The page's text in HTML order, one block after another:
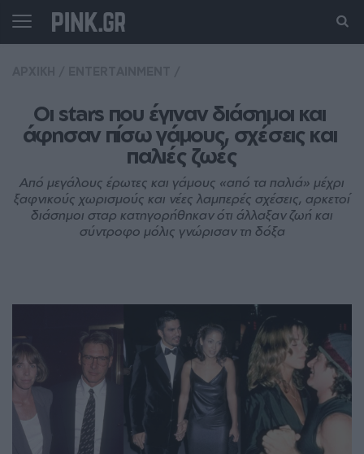
Οι stars που έγιναν διάσημοι και
άφησαν πίσω γάμους, σχέσεις και
παλιές ζωές
Από μεγάλους έρωτες και γάμους «από τα παλιά» μέχρι
ξαφνικούς χωρισμούς και νέες λαμπερές σχέσεις, αρκετοί
διάσημοι σταρ κατηγορήθηκαν ότι άλλαξαν ζωή και
σύντροφο μόλις γνώρισαν τη δόξα